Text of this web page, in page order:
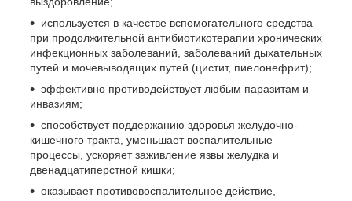
используется в качестве вспомогательного средства
при продолжительной антибиотикотерапии хронических
инфекционных заболеваний, заболеваний дыхательных
путей и мочевыводящих путей (цистит, пиелонефрит);
эффективно противодействует любым паразитам и
инвазиям;
способствует поддержанию здоровья желудочно-
кишечного тракта, уменьшает воспалительные
процессы, ускоряет заживление язвы желудка и
двенадцатиперстной кишки;
оказывает противовоспалительное действие,